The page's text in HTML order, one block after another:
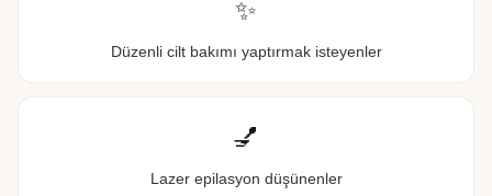
✨
Düzenli cilt bakımı yaptırmak isteyenler
💅
Lazer epilasyon düşünenler